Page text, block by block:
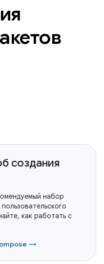
создания
набор
как работать с
→